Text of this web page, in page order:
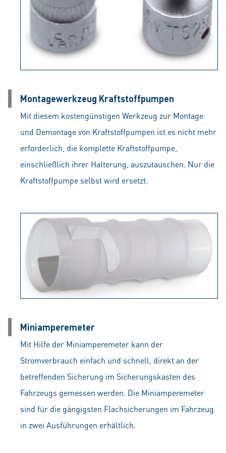
Montagewerkzeug Kraftstoffpumpen
Mit diesem kostengünstigen Werkzeug zur Montage
und Demontage von Kraftstoffpumpen ist es nicht mehr
erforderlich, die komplette Kraftstoffpumpe,
einschließlich ihrer Halterung, auszutauschen. Nur die
Kraftstoffpumpe selbst wird ersetzt.
Miniamperemeter
Mit Hilfe der Miniamperemeter kann der
Stromverbrauch einfach und schnell, direkt an der
betreffenden Sicherung im Sicherungskasten des
Fahrzeugs gemessen werden. Die Miniamperemeter
sind für die gängigsten Flachsicherungen im Fahrzeug
in zwei Ausführungen erhältlich.